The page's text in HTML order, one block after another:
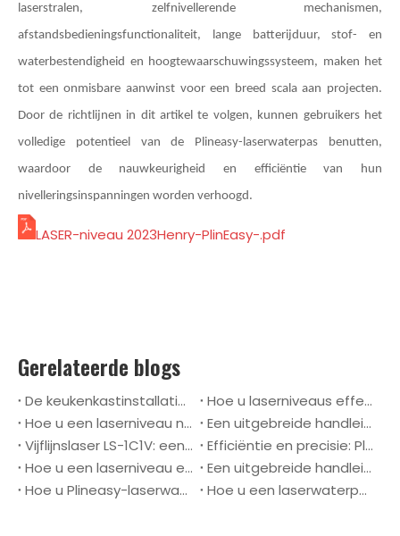
laserstralen, zelfnivellerende mechanismen,
afstandsbedieningsfunctionaliteit, lange batterijduur, stof- en
waterbestendigheid en hoogtewaarschuwingssysteem, maken het
tot een onmisbare aanwinst voor een breed scala aan projecten.
Door de richtlijnen in dit artikel te volgen, kunnen gebruikers het
volledige potentieel van de Plineasy-laserwaterpas benutten,
waardoor de nauwkeurigheid en efficiëntie van hun
nivelleringsinspanningen worden verhoogd.
LASER-niveau 2023Henry-PlinEasy-.pdf
Gerelateerde blogs
De keukenkastinstallatie onder de knie krijgen met een laserniveau: een stapsgewijze handleiding
Hoe u laserniveaus effectief kunt gebruiken in landschapsprojecten
Hoe u een laserniveau nauwkeurig kunt gebruiken bij het inlijsten
Een uitgebreide handleiding voor het gebruik van het laserwaterpas van Plineasy
Vijflijnslaser LS-1C1V: een revolutie in precisiemetingen
Efficiëntie en precisie: PlinEasy's kruislijn zelfnivellerende laserwaterpas LL-T1
Hoe u een laserniveau effectief kunt gebruiken voor beton
Een uitgebreide handleiding voor het gebruik van PlinEasy-laserwaterpassen op muren
Hoe u Plineasy-laserwaterpas gebruikt voor nauwkeurig nivelleren
Hoe u een laserwaterpas gebruikt voor nauwkeurige installatie van de backsplash